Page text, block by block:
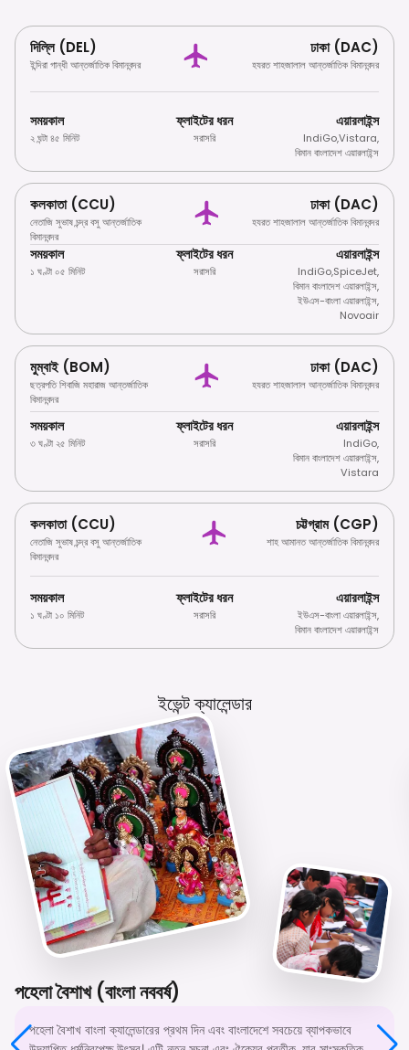
দিল্লি (DEL)
ইন্দিরা গান্ধী আন্তর্জাতিক বিমানবন্দর
ঢাকা (DAC)
হযরত শাহজালাল আন্তর্জাতিক বিমানবন্দর
সময়কাল
২ ঘন্টা ৪৫ মিনিট
ফ্লাইটের ধরন
সরাসরি
এয়ারলাইন্স
IndiGo,Vistara,
বিমান বাংলাদেশ এয়ারলাইন্স
কলকাতা (CCU)
নেতাজি সুভাষ চন্দ্র বসু আন্তর্জাতিক
বিমানবন্দর
ঢাকা (DAC)
হযরত শাহজালাল আন্তর্জাতিক বিমানবন্দর
সময়কাল
১ ঘণ্টা ০৫ মিনিট
ফ্লাইটের ধরন
সরাসরি
এয়ারলাইন্স
IndiGo,SpiceJet,
বিমান বাংলাদেশ এয়ারলাইন্স,
ইউএস-বাংলা এয়ারলাইন্স,
Novoair
মুম্বাই (BOM)
ছত্রপতি শিবাজি মহারাজ আন্তর্জাতিক
বিমানবন্দর
ঢাকা (DAC)
হযরত শাহজালাল আন্তর্জাতিক বিমানবন্দর
সময়কাল
৩ ঘণ্টা ২৫ মিনিট
ফ্লাইটের ধরন
সরাসরি
এয়ারলাইন্স
IndiGo,
বিমান বাংলাদেশ এয়ারলাইন্স,
Vistara
কলকাতা (CCU)
নেতাজি সুভাষ চন্দ্র বসু আন্তর্জাতিক
বিমানবন্দর
চট্টগ্রাম (CGP)
শাহ আমানত আন্তর্জাতিক বিমানবন্দর
সময়কাল
১ ঘণ্টা ১০ মিনিট
ফ্লাইটের ধরন
সরাসরি
এয়ারলাইন্স
ইউএস-বাংলা এয়ারলাইন্স,
বিমান বাংলাদেশ এয়ারলাইন্স
ইভেন্ট ক্যালেন্ডার
পহেলা বৈশাখ (বাংলা নববর্ষ)
পহেলা বৈশাখ বাংলা ক্যালেন্ডারের প্রথম দিন এবং বাংলাদেশে সবচেয়ে ব্যাপকভাবে